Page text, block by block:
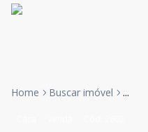
Home Buscar imóvel ...